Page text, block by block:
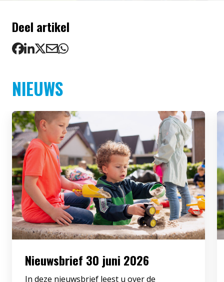
Deel artikel
NIEUWS
Nieuwsbrief 30 juni 2026
In deze nieuwsbrief leest u over de